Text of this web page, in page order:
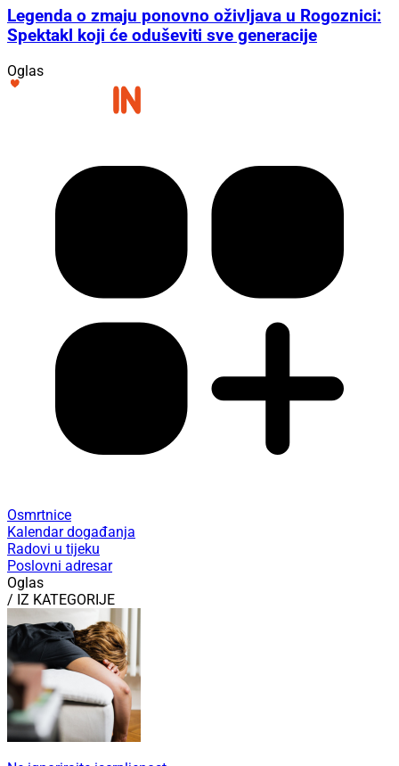
Legenda o zmaju ponovno oživljava u Rogoznici:
Spektakl koji će oduševiti sve generacije
Oglas
Osmrtnice
Kalendar događanja
Radovi u tijeku
Poslovni adresar
Oglas
/ IZ KATEGORIJE